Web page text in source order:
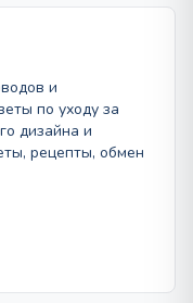
и
по уходу за
дизайна и
рецепты, обмен